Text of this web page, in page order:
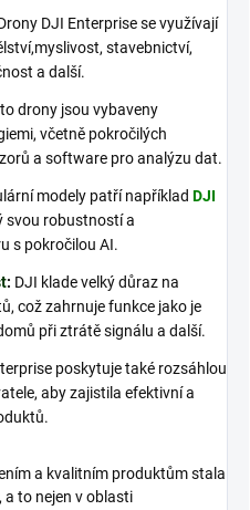
DJI Enterprise se využívají
stavebnictví,
a další.
drony jsou vybaveny
včetně pokročilých
a software pro analýzu dat.
modely patří například DJI
svou robustností a
s pokročilou AI.
: DJI klade velký důraz na
což zahrnuje funkce jako je
při ztrátě signálu a další.
poskytuje také rozsáhlou
aby zajistila efektivní a
a kvalitním produktům stala
a to nejen v oblasti